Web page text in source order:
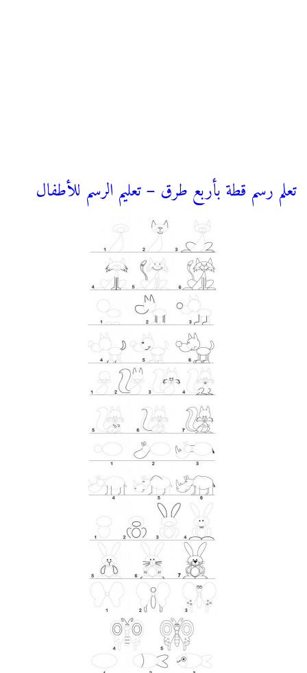
تعلم رسم قطة بأربع طرق – تعليم الرسم للأطفال